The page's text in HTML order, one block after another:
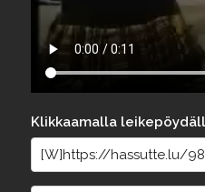
Klikkaamalla